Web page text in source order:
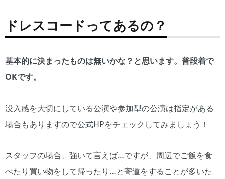
ドレスコードってあるの？
基本的に決まったものは無いかな？と思います。普段着で
OKです。
没入感を大切にしている公演や参加型の公演は指定がある
場合もありますので公式HPをチェックしてみましょう！
スタッフの場合、強いて言えば…ですが、周辺でご飯を食
べたり買い物をして帰ったり…と寄道をすることが多いた